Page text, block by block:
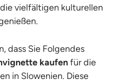
vielfältigen kulturellen
dass Sie Folgendes
kaufenfür die
in Slowenien. Diese